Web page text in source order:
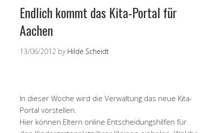
Endlich kommt das Kita-Portal für
Aachen
13/06/2012 by Hilde Scheidt
In dieser Woche wird die Verwaltung das neue Kita-
Portal vorstellen.
Hier können Eltern online Entscheidungshilfen für